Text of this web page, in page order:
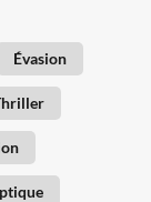
Évasion